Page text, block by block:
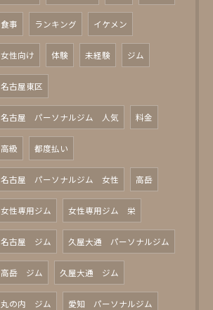
食事 ランキング イケメン
女性向け 体験 未経験 ジム
名古屋東区
名古屋 パーソナルジム 人気 料金
高級 都度払い
名古屋 パーソナルジム 女性 高岳
女性専用ジム 女性専用ジム 栄
名古屋 ジム 久屋大通 パーソナルジム
高岳 ジム 久屋大通 ジム
丸の内 ジム 愛知 パーソナルジム